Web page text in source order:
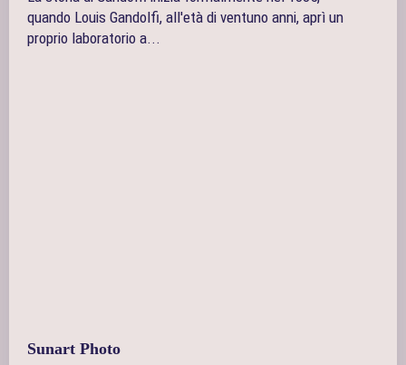
quando Louis Gandolfi, all'età di ventuno anni, aprì un
proprio laboratorio a...
Sunart Photo